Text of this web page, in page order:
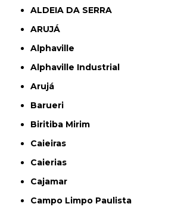
ALDEIA DA SERRA
ARUJÁ
Alphaville
Alphaville Industrial
Arujá
Barueri
Biritiba Mirim
Caieiras
Caierias
Cajamar
Campo Limpo Paulista